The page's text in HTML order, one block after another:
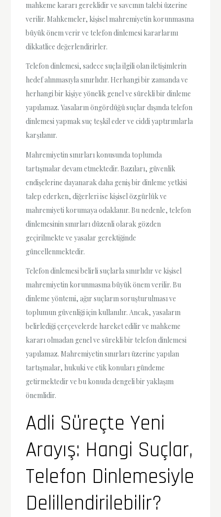
mahkeme kararı gereklidir ve savcının talebi üzerine
verilir. Mahkemeler, kişisel mahremiyetin korunmasına
büyük önem verir ve telefon dinlemesi kararlarını
dikkatlice değerlendirirler.
Telefon dinlemesi, sadece suçla ilgili olan iletişimlerin
hedef alınmasıyla sınırlıdır. Herhangi bir zamanda ve
herhangi bir kişiye yönelik genel ve sürekli bir dinleme
yapılamaz. Yasaların öngördüğü suçlar dışında telefon
dinlemesi yapmak suç teşkil eder ve ciddi yaptırımlarla
karşılanır.
Mahremiyetin sınırları konusunda toplumda
tartışmalar devam etmektedir. Bazıları, güvenlik
endişelerine dayanarak daha geniş bir dinleme yetkisi
talep ederken, diğerleri ise kişisel özgürlük ve
mahremiyeti korumaya odaklanır. Bu nedenle, telefon
dinlemesinin sınırları düzenli olarak gözden
geçirilmekte ve yasalar gerektiğinde
güncellenmektedir.
Telefon dinlemesi belirli suçlarla sınırlıdır ve kişisel
mahremiyetin korunmasına büyük önem verilir. Bu
dinleme yöntemi, ağır suçların soruşturulması ve
toplumun güvenliği için kullanılır. Ancak, yasaların
belirlediği çerçevelerde hareket edilir ve mahkeme
kararı olmadan genel ve sürekli bir telefon dinlemesi
yapılamaz. Mahremiyetin sınırları üzerine yapılan
tartışmalar, hukuki ve etik konuları gündeme
getirmektedir ve bu konuda dengeli bir yaklaşım
önemlidir.
Adli Süreçte Yeni
Arayış: Hangi Suçlar,
Telefon Dinlemesiyle
Delillendirilebilir?